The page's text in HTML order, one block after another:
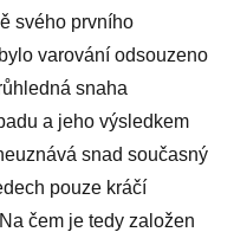
svého prvního
varování odsouzeno
snaha
a jeho výsledkem
snad současný
pouze kráčí
čem je tedy založen